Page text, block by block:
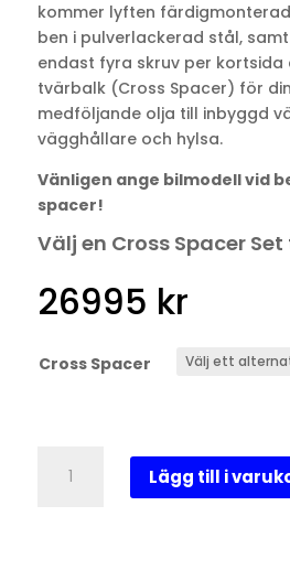
kommer lyften
ben i pulverlackerad stål,
endast fyra skruv per
tvärbalk (Cross Spacer) för
medföljande olja till inbyggd
vägghållare och hylsa.
Vänligen ange bilmodell vid
spacer!
Välj en Cross Spacer
26995 kr
Cross Spacer
mängd
Lägg till i